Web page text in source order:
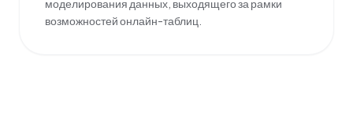
моделирования данных, выходящего за рамки
возможностей онлайн-таблиц.